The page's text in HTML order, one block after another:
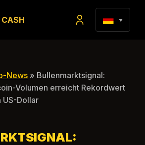
CASH
News » Bullenmarktsignal:
Volumen erreicht Rekordwert
US-Dollar